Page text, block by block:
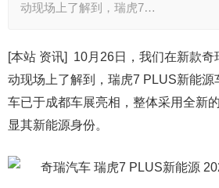
动现场上了解到，瑞虎7…
[本站 资讯] 10月26日，我们在新款
动现场上了解到，瑞虎7 PLUS新能
车已于成都车展亮相，整体采用全新
显其新能源身份。